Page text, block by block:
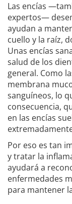
Las encías
expertos—
ayudan a
cuello y la raíz,
Unas encías
salud de los
general. Como
membrana
sanguíneos, lo
consecuencia,
en las encías
Por eso es tan
y tratar la
ayudará a
enfermedades
para mantener